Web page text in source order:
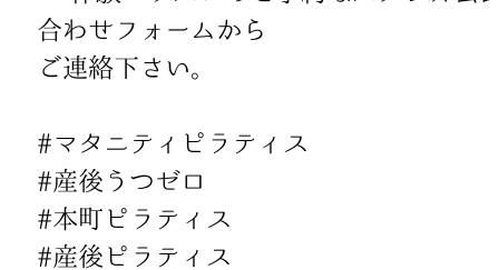
合わせフォームから
ご連絡下さい。
#マタニティピラティス
#産後うつゼロ
#本町ピラティス
#産後ピラティス